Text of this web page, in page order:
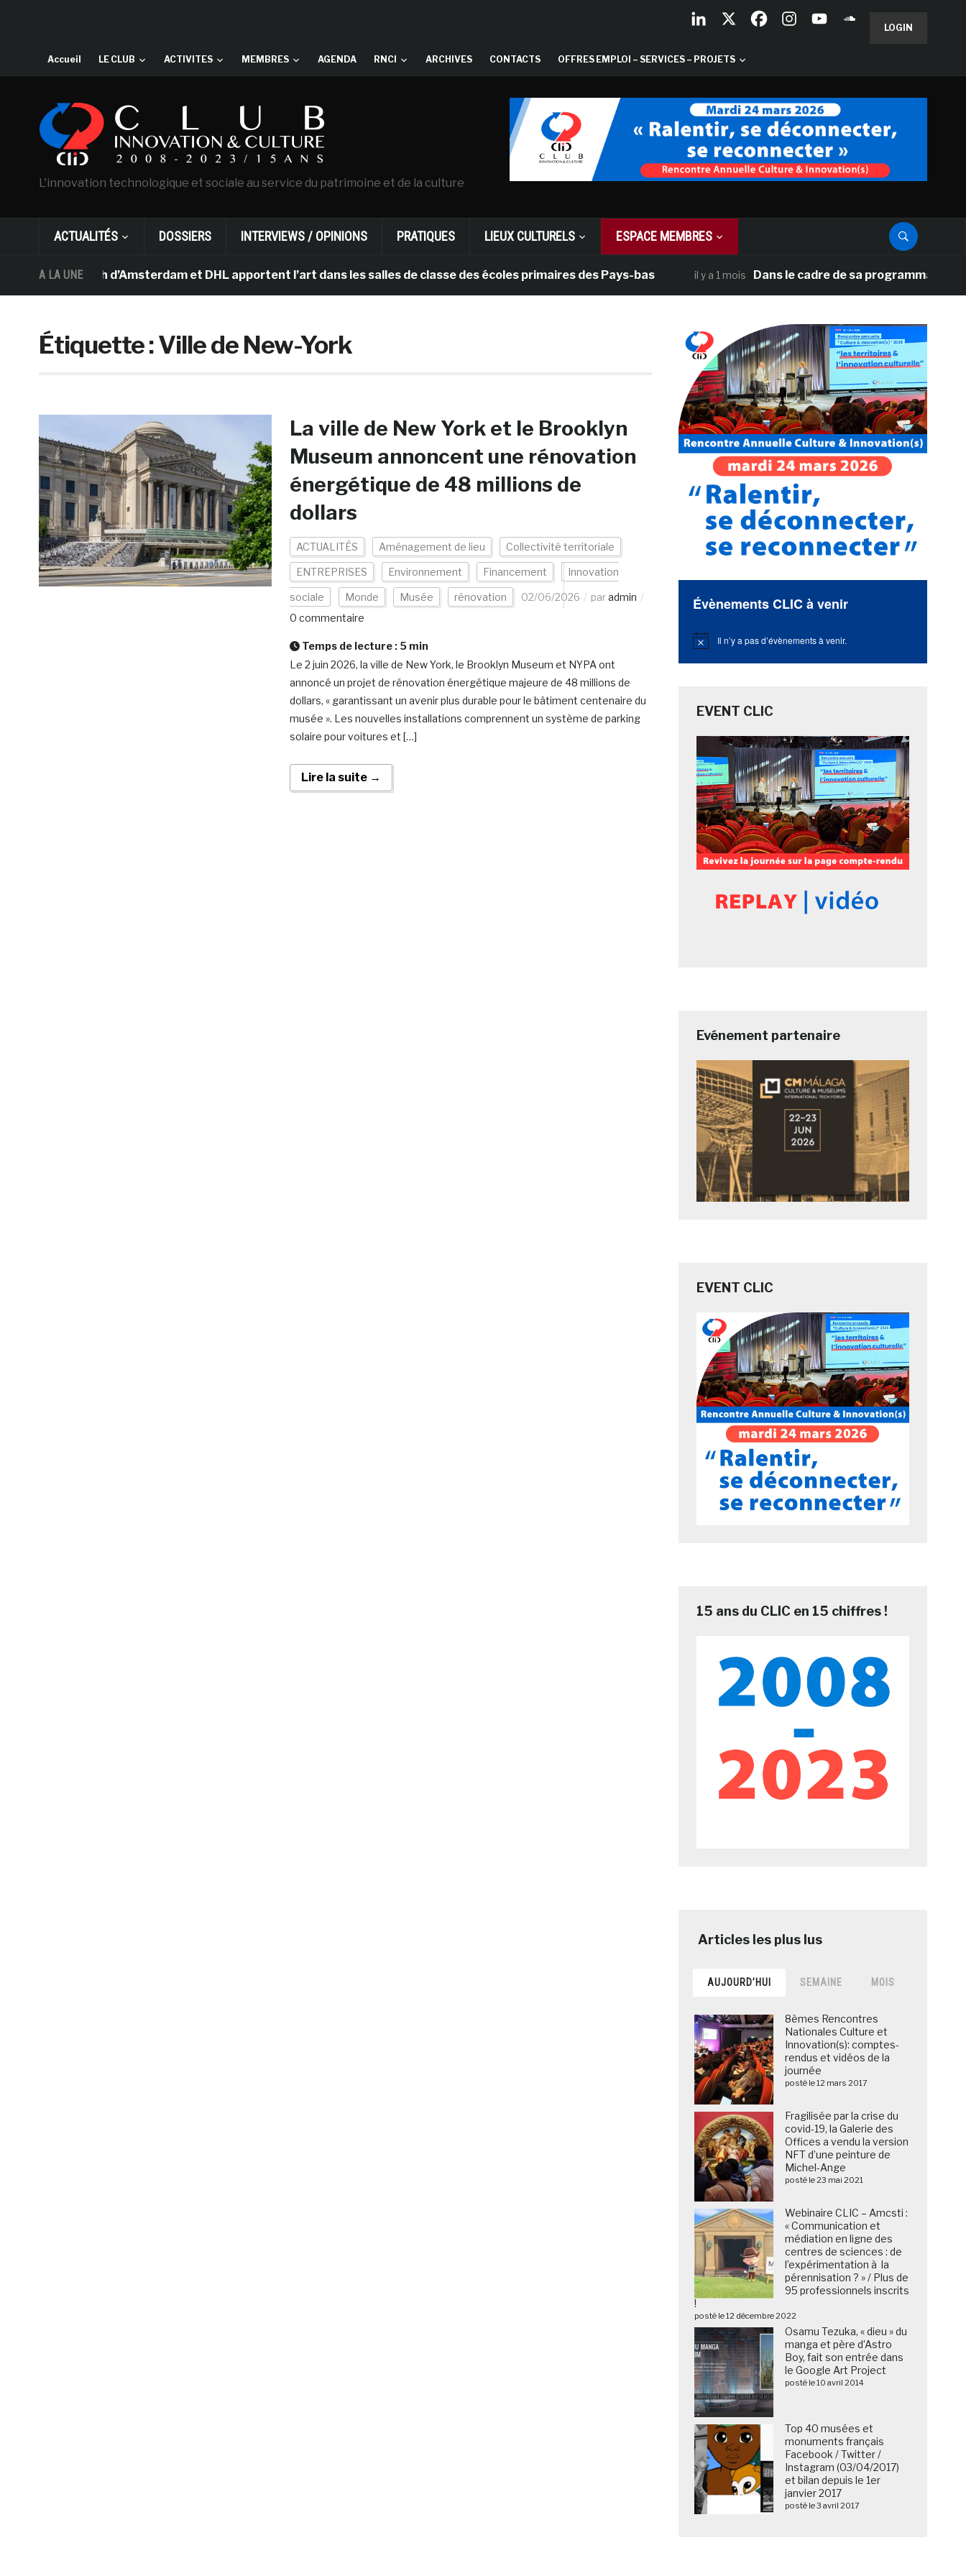
LOGIN
Accueil LE CLUB ACTIVITES MEMBRES AGENDA RNCI ARCHIVES CONTACTS OFFRES EMPLOI – SERVICES – PROJETS
L'innovation technologique et sociale au service du patrimoine et de la culture
ACTUALITÉS DOSSIERS INTERVIEWS / OPINIONS PRATIQUES LIEUX CULTURELS ESPACE MEMBRES
A LA UNE
Van Gogh d’Amsterdam et DHL apportent l’art dans les salles de classe des écoles primaires des Pays-bas il y a 1 mois Dans le cadre de sa programmation
Étiquette :Ville de New-York
La ville de New York et le Brooklyn
Museum annoncent une rénovation
énergétique de 48 millions de
dollars
ACTUALITÉS Aménagement de lieu Collectivité territoriale
ENTREPRISES Environnement Financement Innovation
sociale Monde Musée rénovation 02/06/2026 paradmin
0 commentaire
Temps de lecture : 5 min
Le 2 juin 2026, la ville de New York, le Brooklyn Museum et NYPA ont
annoncé un projet de rénovation énergétique majeure de 48 millions de
dollars, « garantissant un avenir plus durable pour le bâtiment centenaire du
musée ». Les nouvelles installations comprennent un système de parking
solaire pour voitures et […]
Lire la suite →
Évènements CLIC à venir
Notice Il n’y a pas d’évènements à venir.
EVENT CLIC
Evénement partenaire
EVENT CLIC
15 ans du CLIC en 15 chiffres !
AUJOURD’HUI SEMAINE MOIS
8èmes Rencontres
Nationales Culture et
Innovation(s): comptes-
rendus et vidéos de la
journée
posté le 12 mars 2017
Fragilisée par la crise du
covid-19, la Galerie des
Offices a vendu la version
NFT d’une peinture de
Michel-Ange
posté le 23 mai 2021
Webinaire CLIC – Amcsti :
« Communication et
médiation en ligne des
centres de sciences : de
l’expérimentation à la
pérennisation ? » / Plus de
95 professionnels inscrits
!
posté le 12 décembre 2022
Osamu Tezuka, « dieu » du
manga et père d’Astro
Boy, fait son entrée dans
le Google Art Project
posté le 10 avril 2014
Top 40 musées et
monuments français
Facebook / Twitter /
Instagram (03/04/2017)
et bilan depuis le 1er
janvier 2017
posté le 3 avril 2017